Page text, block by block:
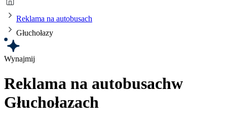
Reklama na autobusach
Głuchołazy
Wynajmij
Reklama na autobusachw
Głuchołazach